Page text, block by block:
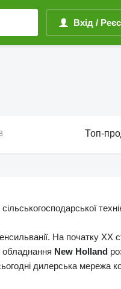
Вхід /
Топ-
На початку ХХ
обладнання New Holland
дилерська мережа